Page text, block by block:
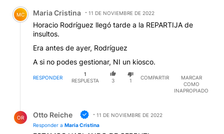
Comentario de Maria Cristina.
MC Maria Cristina 11 DE NOVIEMBRE DE 2022
Horacio Rodríguez llegó tarde a la REPARTIJA de
insultos.
Era antes de ayer, Rodríguez
A si no podes gestionar, NI un kiosco.
RESPONDER
1
RESPUESTA
3 1
COMPARTIR
MARCAR
COMO
INAPROPIADO
OR Otto Reiche
11 DE NOVIEMBRE DE 2022
Responder a Maria Cristina